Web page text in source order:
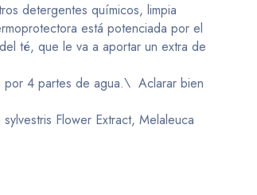
detergentes químicos, limpia
está potenciada por el
té, que le va a aportar un extra de
por 4 partes de agua.\ Aclarar bien
Flower Extract, Melaleuca